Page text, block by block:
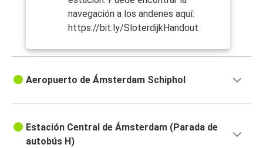
navegación a los andenes aquí:
https://bit.ly/SloterdijkHandout
Aeropuerto de Ámsterdam Schiphol
Estación Central de Ámsterdam (Parada de
autobús H)